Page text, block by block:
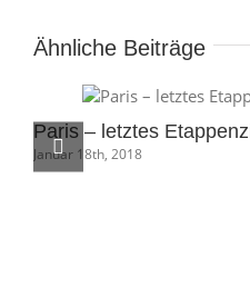
Ähnliche Beiträge
Paris – letztes
Januar 18th, 2018